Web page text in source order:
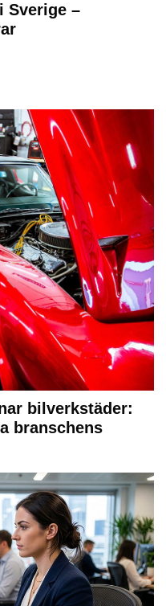
Sverige –
bilverkstäder:
branschens